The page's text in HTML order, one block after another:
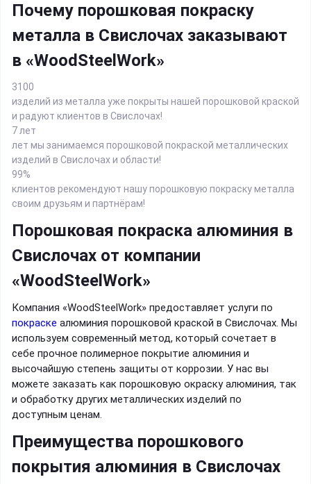
Почему порошковая покраску
металла в Свислочах заказывают
в «WoodSteelWork»
3100
изделий из металла уже покрыты нашей порошковой краской
и радуют клиентов в Свислочах!
7 лет
лет мы занимаемся порошковой покраской металлических
изделий в Свислочах и области!
99%
клиентов рекомендуют нашу порошковую покраску металла
своим друзьям и партнёрам!
Порошковая покраска алюминия в
Свислочах от компании
«WoodSteelWork»
Компания «WoodSteelWork» предоставляет услуги по
покраске алюминия порошковой краской в Свислочах. Мы
используем современный метод, который сочетает в
себе прочное полимерное покрытие алюминия и
высочайшую степень защиты от коррозии. У нас вы
можете заказать как порошковую окраску алюминия, так
и обработку других металлических изделий по
доступным ценам.
Преимущества порошкового
покрытия алюминия в Свислочах